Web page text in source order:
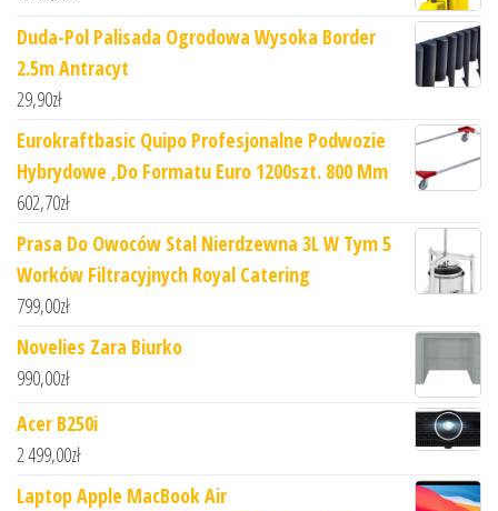
Duda-Pol Palisada Ogrodowa Wysoka Border
2.5m Antracyt
29,90zł
Eurokraftbasic Quipo Profesjonalne Podwozie
Hybrydowe ,Do Formatu Euro 1200szt. 800 Mm
602,70zł
Prasa Do Owoców Stal Nierdzewna 3L W Tym 5
Worków Filtracyjnych Royal Catering
799,00zł
Novelies Zara Biurko
990,00zł
Acer B250i
2 499,00zł
Laptop Apple MacBook Air